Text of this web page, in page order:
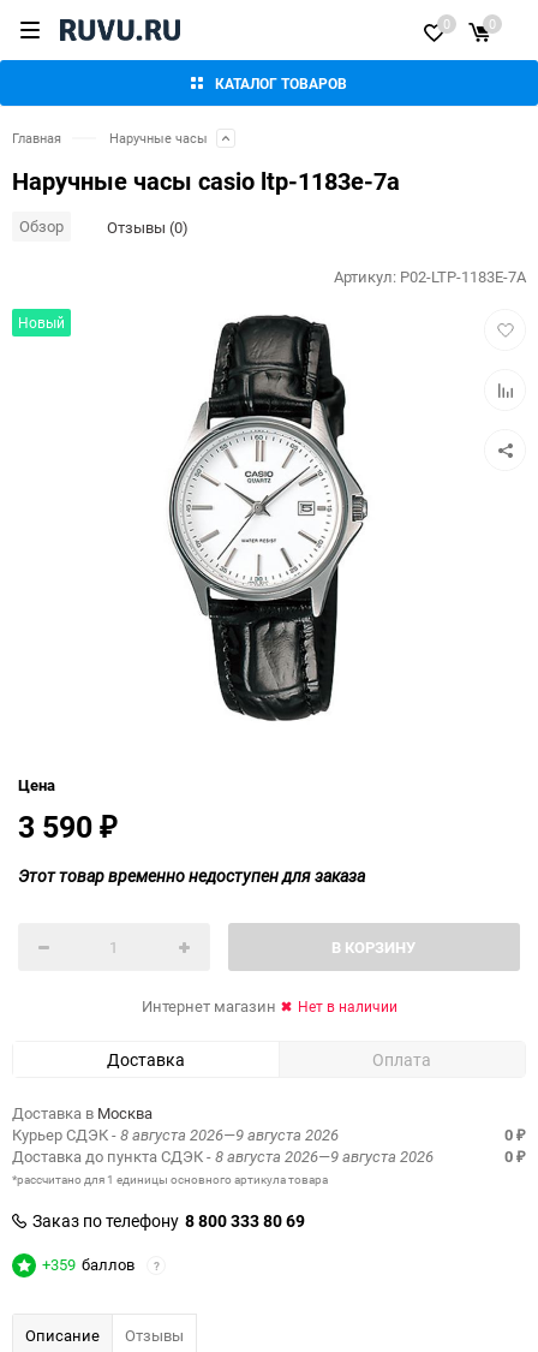
КАТАЛОГ ТОВАРОВ
0 0
Главная Наручные часы
Наручные часы casio ltp-1183e-7a
Обзор Отзывы (0)
Новый
Артикул: P02-LTP-1183E-7A
Цена
3 590 ₽
Этот товар временно недоступен для заказа
В КОРЗИНУ
Интернет магазин Нет в наличии
Доставка Оплата
Доставка в Москва
Курьер СДЭК- 8 августа 2026—9 августа 2026 0 ₽
Доставка до пункта СДЭК- 8 августа 2026—9 августа 2026 0 ₽
*рассчитано для 1 единицы основного артикула товара
Заказ по телефону 8 800 333 80 69
+359 баллов ?
Описание Отзывы